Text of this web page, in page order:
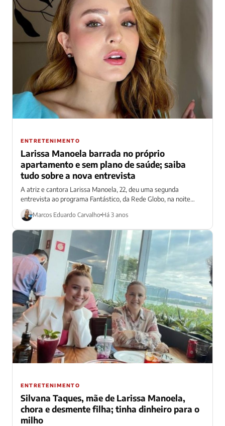
ENTRETENIMENTO
Larissa Manoela barrada no próprio
apartamento e sem plano de saúde; saiba
tudo sobre a nova entrevista
A atriz e cantora Larissa Manoela, 22, deu uma segunda
entrevista ao programa Fantástico, da Rede Globo, na noite
deste último domingo...
Marcos Eduardo Carvalho Há 3 anos
ENTRETENIMENTO
Silvana Taques, mãe de Larissa Manoela,
chora e desmente filha; tinha dinheiro para o
milho